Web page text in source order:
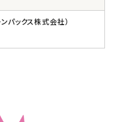
パックス株式会社）